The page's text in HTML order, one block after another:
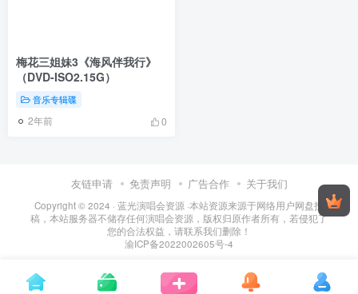
梅花三姐妹3《海风伴我行》
（DVD-ISO2.15G）
音乐专辑碟
2年前 0
友链申请 免责声明 广告合作 关于我们
Copyright © 2024 · 蓝光演唱会资源 ·本站资源来源于网络用户网盘投
稿，本站服务器不储存任何演唱会资源，版权归原作者所有，若侵犯了
您的合法权益，请联系我们删除！
渝ICP备2022002605号-4